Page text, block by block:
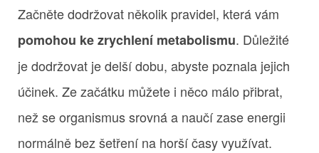
Začněte dodržovat několik pravidel, která vám
pomohou ke zrychlení metabolismu. Důležité
je dodržovat je delší dobu, abyste poznala jejich
účinek. Ze začátku můžete i něco málo přibrat,
než se organismus srovná a naučí zase energii
normálně bez šetření na horší časy využívat.